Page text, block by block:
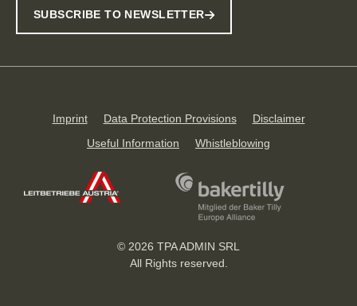
SUBSCRIBE TO NEWSLETTER
Imprint Data Protection Provisions
Disclaimer
Useful Information
Whistleblowing
© 2026 TPA ADMIN SRL
All Rights reserved.